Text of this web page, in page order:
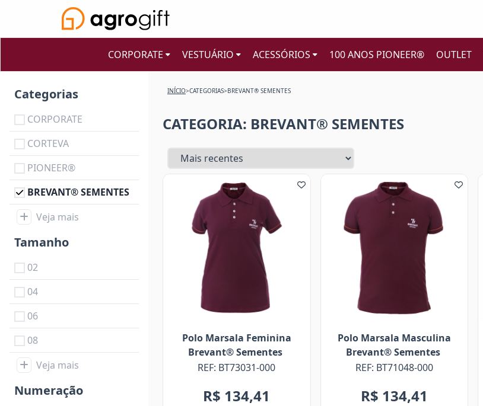
CORPORATE VESTUÁRIO ACESSÓRIOS 100 ANOS PIONEER® OUTLET
Categorias
CORPORATE
CORTEVA
PIONEER®
BREVANT® SEMENTES
Veja mais
Tamanho
02
04
06
08
Veja mais
Numeração
INÍCIO>CATEGORIAS>BREVANT® SEMENTES
CATEGORIA: BREVANT® SEMENTES
Polo Marsala Feminina
Brevant® Sementes
REF: BT73031-000
R$ 134,41
Polo Marsala Masculina
Brevant® Sementes
REF: BT71048-000
R$ 134,41